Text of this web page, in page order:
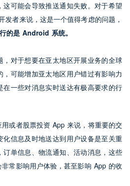
这可能会导致推送通知失败。对于希望
发者来说，这是一个值得考虑的问题，
的是 Android 系统。
对于想要在亚太地区开展业务的全球
可能增加亚太地区用户错过有影响力
在一些对消息实时送达有极高要求的行
或者股票投资 App 来说，将重要的交
信息及时地送达到用户设备是至关重
单信息、物流通知、活动消息，这些
常影响用户体验，甚至影响 App 的收